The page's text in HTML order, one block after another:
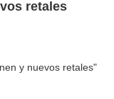
retales